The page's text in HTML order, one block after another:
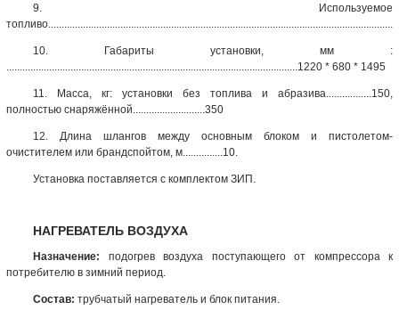
9. Используемое
10. Габариты установки, мм :
.............................................................................................................1220 * 680 * 1495
11. Масса, кг: установки без топлива и абразива.................150,
полностью снаряжённой...........................350
12. Длина шлангов между основным блоком и пистолетом-
очистителем или брандспойтом, м...............10.
Установка поставляется с комплектом ЗИП.
НАГРЕВАТЕЛЬ ВОЗДУХА
Назначение: подогрев воздуха поступающего от компрессора к
потребителю в зимний период.
Состав: трубчатый нагреватель и блок питания.